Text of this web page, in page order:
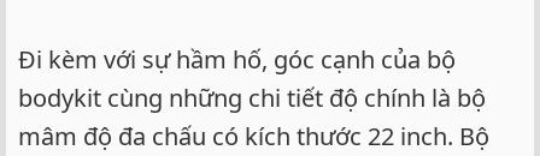
Đi kèm với sự hầm hố, góc cạnh của bộ
bodykit cùng những chi tiết độ chính là bộ
mâm độ đa chấu có kích thước 22 inch. Bộ